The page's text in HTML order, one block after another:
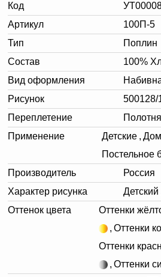
Код
Артикул
100П-5
Тип
Поплин
Состав
100%
Вид оформления
Рисунок
500128/
Переплетение
Применение
Детские ,
Постельное
Производитель
Россия
Характер рисунка
Детский
Оттенок цвета
Оттенки
, Оттенки
Оттенки
, Оттенки